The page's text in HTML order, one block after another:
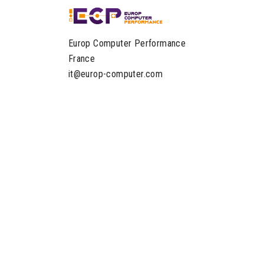
Europ Computer Performance
France
it@europ-computer.com